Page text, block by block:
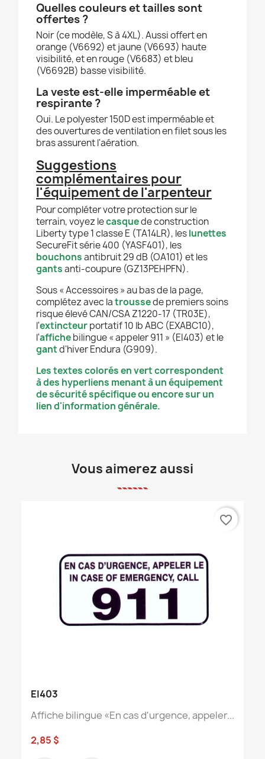
Quelles couleurs et tailles sont
offertes ?
Noir (ce modèle, S à 4XL). Aussi offert en
orange (V6692) et jaune (V6693) haute
visibilité, et en rouge (V6683) et bleu
(V6692B) basse visibilité.
La veste est-elle imperméable et
respirante ?
Oui. Le polyester 150D est imperméable et
des ouvertures de ventilation en filet sous les
bras assurent l'aération.
Suggestions
complémentaires pour
l'équipement de l'arpenteur
Pour compléter votre protection sur le
terrain, voyez lecasquede construction
Liberty type 1 classe E (TA14LR), leslunettes
SecureFit série 400 (YASF401), les
bouchonsantibruit 29 dB (OA101) et les
gantsanti-coupure (GZ13PEHPFN).
Sous « Accessoires » au bas de la page,
complétez avec latroussede premiers soins
risque élevé CAN/CSA Z1220-17 (TR03E),
l'extincteurportatif 10 lb ABC (EXABC10),
l'affichebilingue « appeler 911 » (EI403) et le
gantd'hiver Endura (G909).
Les textes colorés en vert correspondent
à des hyperliens menant à un équipement
de sécurité spécifique ou encore sur un
lien d'information générale.
Vous aimerez aussi
EI403
Affiche bilingue «En cas d'urgence, appeler...
2,85 $
favorite_border